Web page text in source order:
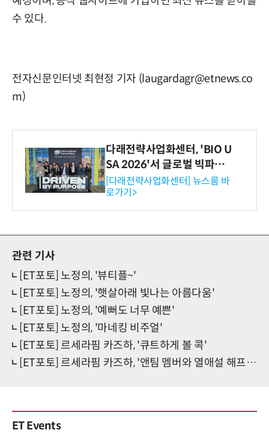
수 있다.
전자신문인터넷 최현정 기자 (laugardagr@etnews.co
m)
다래전략사업화센터, 'BIO U
SA 2026'서 글로벌 빅파마
와의 비즈니스 미팅 지원…K
-바이오 해외 진출 교두보 확
보
[다래전략사업화센터] 뉴스룸 바
로가기>
관련 기사
[ET포토] 노정의, '뷰티플~'
[ET포토] 노정의, '햇살아래 빛나는 아름다움'
[ET포토] 노정의, '예뻐도 너무 예쁜'
[ET포토] 노정의, '마네킹 비주얼'
[ET포토] 르세라핌 카즈하, '큐트하게 볼 콕'
[ET포토] 르세라핌 카즈하, '앤팀 멤버와 열애설 해프닝후 공식자리에'
ET Events